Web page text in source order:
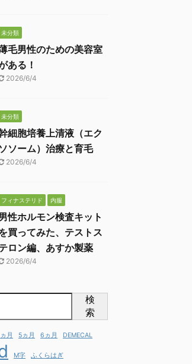
未分類
毛男性のための美容室
ある！
2026/6/4
未分類
細胞培養上清液（エク
ソソーム）治療と育毛
2026/6/4
フィナステリド 内服
性ホルモン検査キット
買ってみた、テストス
ロン編、あすか製薬
2026/6/4
検
索
月 5ヵ月 6ヵ月 DEMECAL
M字 ふくらはぎ